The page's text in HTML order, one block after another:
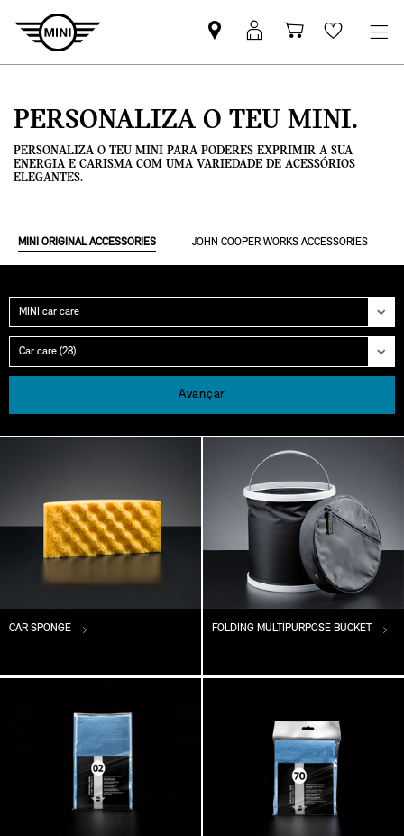
Pesquisar
parceiro
Iniciar
sessão
Carrinho
de
Wishlist
PERSONALIZA O TEU MINI.
PERSONALIZA O TEU MINI PARA PODERES EXPRIMIR A SUA
ENERGIA E CARISMA COM UMA VARIEDADE DE ACESSÓRIOS
ELEGANTES.
MINI ORIGINAL ACCESSORIES JOHN COOPER WORKS ACCESSORIES
Categoria
Grupo
Avançar
CAR SPONGE FOLDING MULTIPURPOSE BUCKET